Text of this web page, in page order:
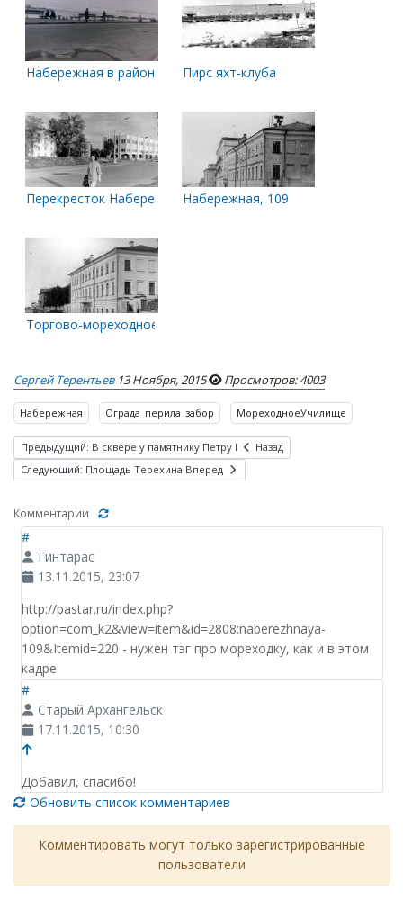
Набережная в районе яхт-клубаПирс яхт-клуба
Перекресток Набережной и Логинова
Набережная, 109
Торгово-мореходное училище
Сергей Терентьев 13 Ноября, 2015 Просмотров: 4003
Набережная Ограда_перила_забор МореходноеУчилище
Предыдущий: В сквере у памятнику Петру I
Назад
Следующий: Площадь Терехина Вперед
Комментарии
#
Гинтарас
13.11.2015, 23:07
http://pastar.ru/index.php?
option=com_k2&view=item&id=2808:naberezhnaya-
109&Itemid=220 - нужен тэг про мореходку, как и в этом
кадре
#
Старый Архангельск
17.11.2015, 10:30
Добавил, спасибо!
Обновить список комментариев
Комментировать могут только зарегистрированные
пользователи